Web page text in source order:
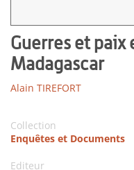
Guerres et
Madagascar
Alain TIREFORT
Collection
Enquêtes et Documents
Editeur